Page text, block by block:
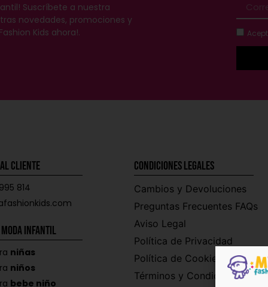
Suscríbete a nuestra
novedades, promociones y
Kids ahora!.
Cliente
814
Moda Infantil
niñas
niños
bebe niño
Condiciones Legales
Cambios y Devoluciones
Preguntas Frecuentes FAQs
Aviso Legal
Política de Privacidad
Política de Cookies
Términos y Condiciones